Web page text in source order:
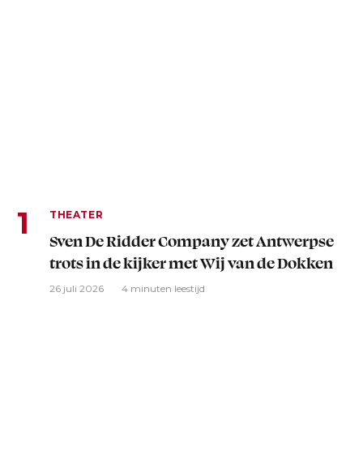
THEATER
Sven De Ridder Company zet Antwerpse
trots in de kijker met Wij van de Dokken
26 juli 2026 4 minuten leestijd